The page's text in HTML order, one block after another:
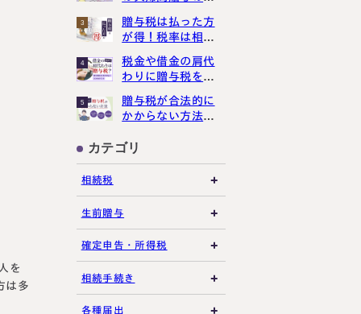
埼玉県さいたま市大宮区桜木町一丁目195番地1
大宮ソラミチKOZ4階
Access
採用サイト
お知らせ
社員日記
登録で無料プレゼント
を
は多
まっせ
3
贈与税は払った方
が得！税率は相続
です！
4
税金や借金の肩代
わりに贈与税をか
ポイント
5
贈与税が合法的に
かからない方法３
もばれる？】
カテゴリ
相続税
相続税の基礎知識
税務調査・申告実務
各種控除・特例
生前贈与
贈与税の基礎知識
贈与の特例制度
生前贈与
確定申告・所得税
譲渡所得
その他所得税
相続手続き
遺言書
各種届出